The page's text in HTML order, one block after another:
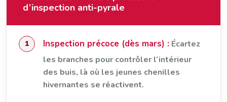
d’inspection anti-pyrale
Inspection précoce (dès mars) : Écartez
les branches pour contrôler l’intérieur
des buis, là où les jeunes chenilles
hivernantes se réactivent.